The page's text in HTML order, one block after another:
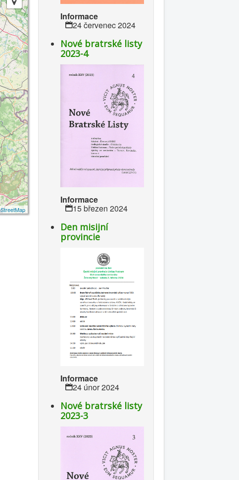
Informace
24 červenec 2024
Nové bratrské listy
2023-4
Informace
15 březen 2024
Den misijní
provincie
Informace
24 únor 2024
Nové bratrské listy
2023-3